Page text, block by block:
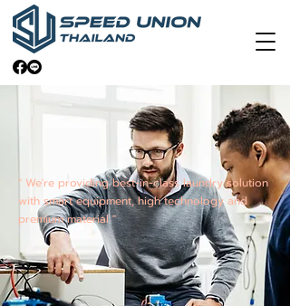
" We're providing best-in-class laundry solution
with smart equipment, high technology and
premium material "